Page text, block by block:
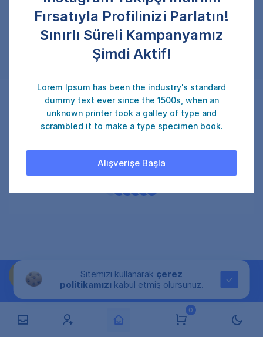
0
Profil Linkini Giriniz
Gönderi adresini doğru girdiğinizden emin olun.
Gizli profillere gönderim sağlanamamaktadır.
₺ 75 ONAYLA
Sitemizi kullanarak çerez
politikamızı kabul etmiş olursunuz.
Fırsatıyla Profilinizi Parlatın!
Sınırlı Süreli Kampanyamız
Şimdi Aktif!
Lorem Ipsum has been the industry's standard
dummy text ever since the 1500s, when an
unknown printer took a galley of type and
scrambled it to make a type specimen book.
Alışverişe Başla